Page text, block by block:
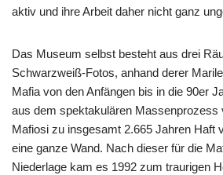
aktiv und ihre Arbeit daher nicht ganz
Das Museum selbst besteht aus drei
Schwarzweiß-Fotos, anhand derer
Mafia von den Anfängen bis in die 90er
aus dem spektakulären Massenprozess
Mafiosi zu insgesamt 2.665 Jahren Haft
eine ganze Wand. Nach dieser für die
Niederlage kam es 1992 zum traurigen